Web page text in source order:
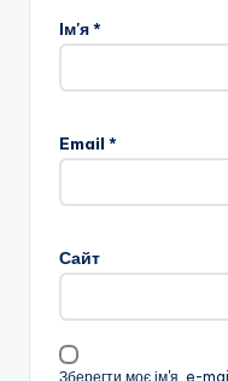
Ім'я*
Email *
Сайт
Зберегти моє ім'я, e-